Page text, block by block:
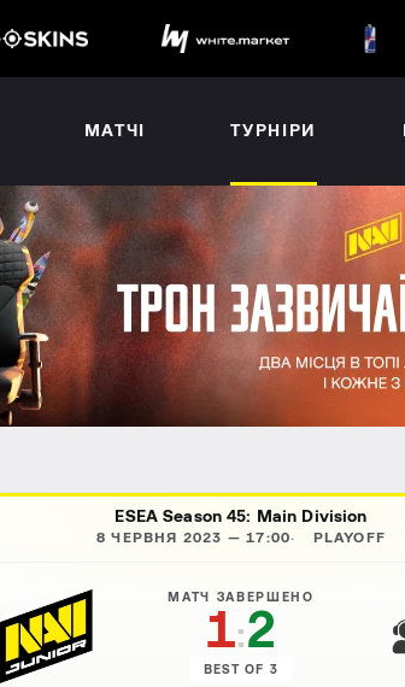
МАТЧІ ТУРНІРИ
ESEA Season 45: Main Division
8 ЧЕРВНЯ 2023 — 17:00 PLAYOFF
МАТЧ ЗАВЕРШЕНО
1:2
BEST OF 3